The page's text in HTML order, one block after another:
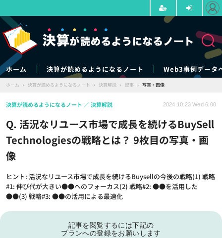
ホーム 決算が読めるようになるノート Web3事例データ
ホーム › 決算が読めるようになるノート › 決算解説 › 記事 › 写真・画像
Q. 活況なリユース市場で成長を続けるBuySell
Technologiesの戦略とは？ 9枚目の写真・画
像
ヒント: 活況なリユース市場で成長を続けるBuysellの今後の戦略(1) 戦略
#1: 伸び代が大きい●●へのフォーカス(2) 戦略#2: ●●を活用した
●●(3) 戦略#3: ●●の活用による最適化
決算が読めるようになるノート 決算解説 2024.10.23 Wed 6:00
記事を閲覧するには下記の
プランへの登録をお願いします